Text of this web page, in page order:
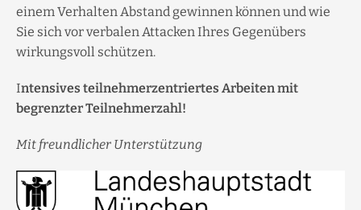
einem Verhalten Abstand gewinnen können und wie
Sie sich vor verbalen Attacken Ihres Gegenübers
wirkungsvoll schützen.
Intensives teilnehmerzentriertes Arbeiten mit
begrenzter Teilnehmerzahl!
Mit freundlicher Unterstützung